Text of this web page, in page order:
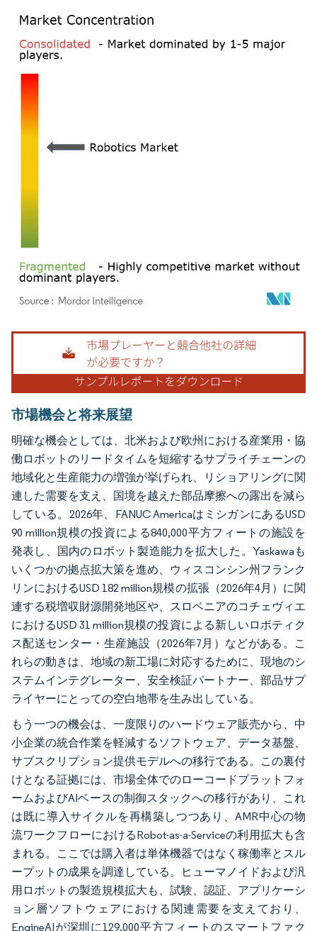
画像 © Mordor Intelligence。再利用にはCC BY 4.0の表示が必要です。
市場機会と将来展望
明確な機会としては、北米および欧州における産業用・協
働ロボットのリードタイムを短縮するサプライチェーンの
地域化と生産能力の増強が挙げられ、リショアリングに関
連した需要を支え、国境を越えた部品摩擦への露出を減ら
している。2026年、FANUC AmericaはミシガンにあるUSD
90 million規模の投資による840,000平方フィートの施設を
発表し、国内のロボット製造能力を拡大した。Yaskawaも
いくつかの拠点拡大策を進め、ウィスコンシン州フランク
リンにおけるUSD 182 million規模の拡張（2026年4月）に関
連する税増収財源開発地区や、スロベニアのコチェヴィエ
におけるUSD 31 million規模の投資による新しいロボティク
ス配送センター・生産施設（2026年7月）などがある。こ
れらの動きは、地域の新工場に対応するために、現地のシ
ステムインテグレーター、安全検証パートナー、部品サプ
ライヤーにとっての空白地帯を生み出している。
もう一つの機会は、一度限りのハードウェア販売から、中
小企業の統合作業を軽減するソフトウェア、データ基盤、
サブスクリプション提供モデルへの移行である。この裏付
けとなる証拠には、市場全体でのローコードプラットフォ
ームおよびAIベースの制御スタックへの移行があり、これ
は既に導入サイクルを再構築しつつあり、AMR中心の物
流ワークフローにおけるRobot-as-a-Serviceの利用拡大も含
まれる。ここでは購入者は単体機器ではなく稼働率とスル
ープットの成果を調達している。ヒューマノイドおよび汎
用ロボットの製造規模拡大も、試験、認証、アプリケーシ
ョン層ソフトウェアにおける関連需要を支えており、
EngineAIが深圳に129,000平方フィートのスマートファク